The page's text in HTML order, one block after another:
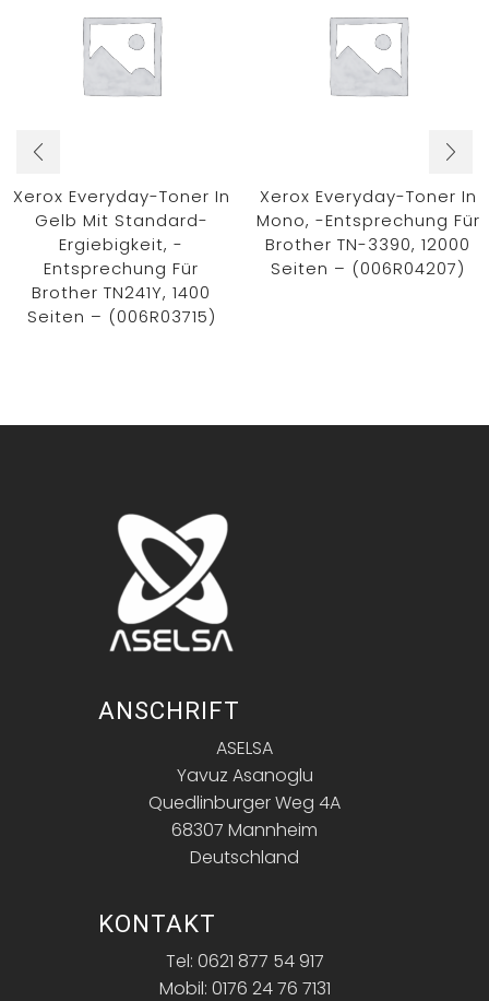
Xerox Everyday-Toner In
Gelb Mit Standard-
Ergiebigkeit, -
Entsprechung Für
Brother TN241Y, 1400
Seiten – (006R03715)
Xerox Everyday-Toner In
Mono, -Entsprechung Für
Brother TN-3390, 12000
Seiten – (006R04207)
ANSCHRIFT
ASELSA
Yavuz Asanoglu
Quedlinburger Weg 4A
68307 Mannheim
Deutschland
KONTAKT
Tel: 0621 877 54 917
Mobil: 0176 24 76 7131